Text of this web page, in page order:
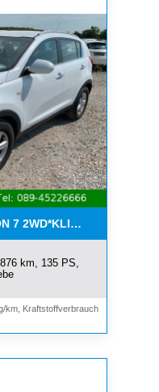
7
km, 135 PS,
km, Kraftstoffverbrauch